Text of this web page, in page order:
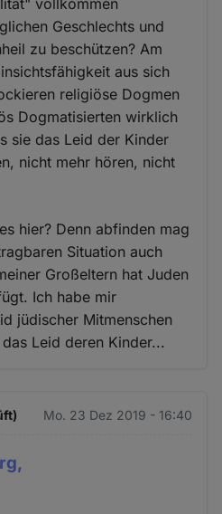
Geschlechts und
zu beschützen? Am
aus sich
religiöse Dogmen
Dogmatisierten wirklich
sie das Leid der Kinder
nicht mehr hören, nicht
hier? Denn abfinden mag
Situation auch
Großeltern hat Juden
Ich habe mir
jüdischer Mitmenschen
Leid deren Kinder...
Mo. 23 Dez 2019 - 16:40